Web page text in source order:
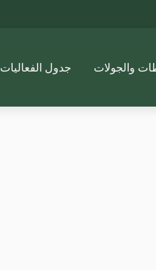
والجولات جدول الفعاليات